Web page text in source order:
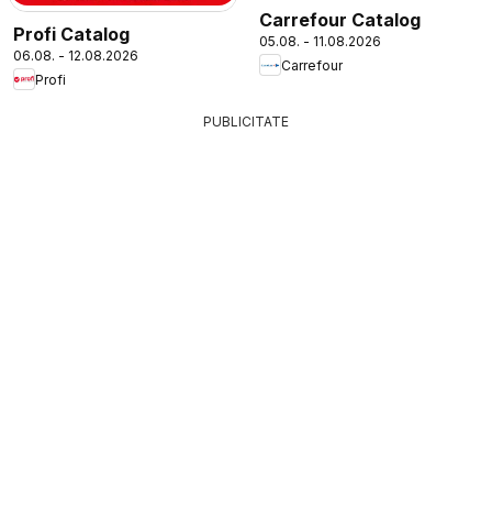
Profi Catalog
06.08. - 12.08.2026
Profi
Carrefour Catalog
05.08. - 11.08.2026
Carrefour
PUBLICITATE